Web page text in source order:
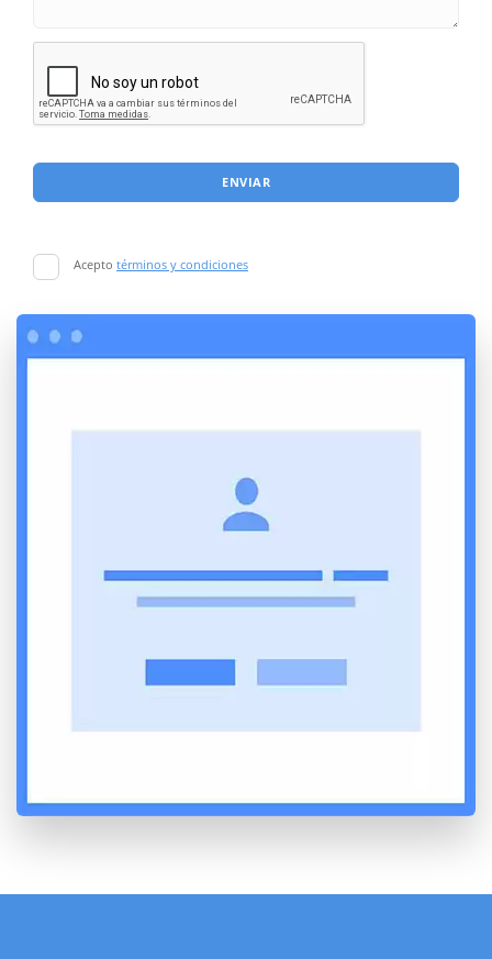
ENVIAR
Acepto términos y condiciones